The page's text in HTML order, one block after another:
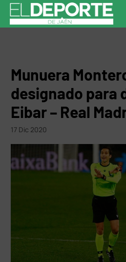
Munuera
designado para
Eibar – Real
17 Dic 2020